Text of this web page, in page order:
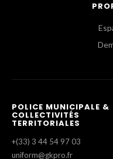
POLICE MUNICIPALE &
COLLECTIVITÉS
TERRITORIALES
+(33) 3 44 54 97 03
uniform@gkpro.fr